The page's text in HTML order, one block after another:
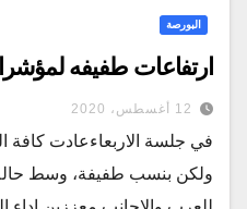
البورصة
ارتفاعات طفيفه
12 أغسطس، 2020
في جلسة الاربعاءعادت كافة
ولكن بنسب طفيفة، وسط